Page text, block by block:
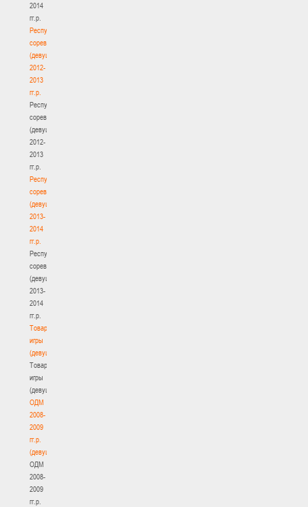
2014
гг.р.
Республиканские
соревнования
(девушки)
2012-
2013
гг.р.
Республиканские
соревнования
(девушки)
2012-
2013
гг.р.
Республиканские
соревнования
(девушки)
2013-
2014
гг.р.
Республиканские
соревнования
(девушки)
2013-
2014
гг.р.
Товарищеские
игры
(девушки)
Товарищеские
игры
(девушки)
ОДМ
2008-
2009
гг.р.
(девушки)
ОДМ
2008-
2009
гг.р.